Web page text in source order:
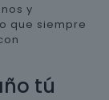
y
que siempre
tú